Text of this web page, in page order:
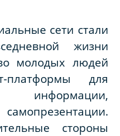
сети стали
жизни
молодых людей
платформы для
информации,
стороны